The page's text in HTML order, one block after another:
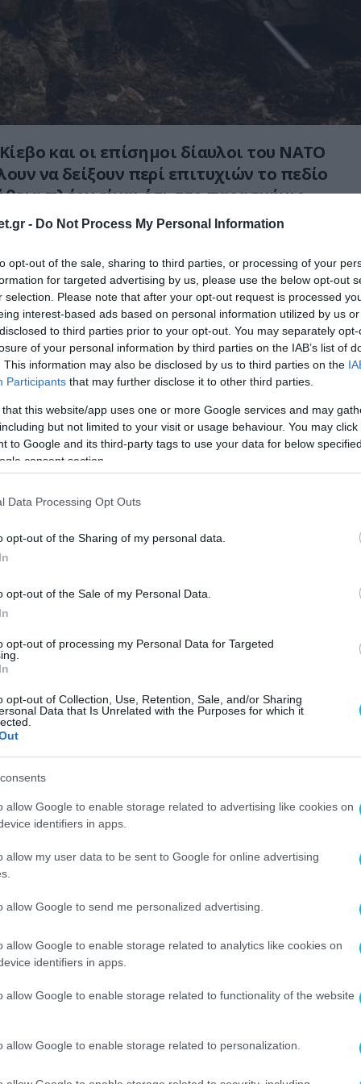
- Do Not Process My Personal Information
opt-out of the sale, sharing to third parties, or processing of your
for targeted advertising by us, please use the below opt-out
selection. Please note that after your opt-out request is processed
interest-based ads based on personal information utilized by us
to third parties prior to your opt-out. You may separately
of your personal information by third parties on the IAB’s list of
This information may also be disclosed by us to third parties on the
Participants that may further disclose it to other third parties.
that this website/app uses one or more Google services and may
but not limited to your visit or usage behaviour. You may
to Google and its third-party tags to use your data for below
consent section.
Data Processing Opt Outs
opt-out of the Sharing of my personal data.
opt-out of the Sale of my Personal Data.
opt-out of processing my Personal Data for Targeted
opt-out of Collection, Use, Retention, Sale, and/or Sharing
Data that Is Unrelated with the Purposes for which it
allow Google to enable storage related to advertising like cookies on
identifiers in apps.
allow my user data to be sent to Google for online advertising
allow Google to send me personalized advertising.
allow Google to enable storage related to analytics like cookies on
identifiers in apps.
allow Google to enable storage related to functionality of the website
allow Google to enable storage related to personalization.
και οι επίσημοι δίαυλοι του ΝΑΤΟ
να δείξουν περί επιτυχιών το πεδίο
πλέον είναι ότι στο παρασκήνιο
η συζήτηση για έναρξη
πρέπει να δείχνουν στη Δύση ότι το
αυτό θα ήταν το μεγαλύτερο όπλο στα
αλλά οι ουκρανικές απώλειες πλέον
για επιστράτευση ακόμα και
το αδιέξοδο) ενώ τα εδαφικά
πενιχρά.
σκεφτεί και το κόστος της
αντιπαράθεσης με την Δύση να πληρώνει
οι “καταλάθος δηλώσεις” ίσως τελικά
πίεση για διαπραγματεύσεις.
ο Στίαν Γένσεν, προσωπάρχης του γ.γ. του
να εννοηθεί ότι η λύση για την Ουκρανία θα
εδάφη της εξασφαλίζοντας σε
στο ΝΑΤΟ.
προκάλεσαν την οργισμένη αντίδραση του
παρέμβαση του Γενς
την έκφραση ειλικρινούς μεταμέλειας από
και οι Ουκρανοί έχουν εναποθέσει
αντεπίθεση, η οποία θα ανατρέψει την
τη ρωσική αδυναμία και θα
αισιόδοξοι υποστηρικτές της
ανακατάληψη του συνόλου
δεδομένων των μικρών εδαφικών κερδών
πεδίο της μάχης κάνουν αξιωματούχους
διπλωματία.